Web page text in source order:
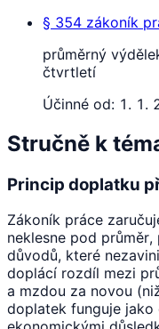
§ 354 zákoník
průměrný
čtvrtletí
Účinné od: 1. 1.
Stručně k
Princip doplatku
Zákoník práce
neklesne pod
důvodů, které
doplácí rozdíl mezi
a mzdou za novou
doplatek funguje jako